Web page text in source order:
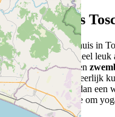
Vakantiehuis
Als je een vakantiehuis in
Sant’Egle een wel heel
agroturismo heeft een
ligbedden waar je heerlijk
rust komen? Maak dan een
de holistische ruimte om
te lezen.